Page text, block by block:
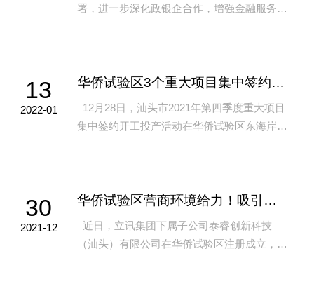
署，进一步深化政银企合作，增强金融服务实
13
2022-01
华侨试验区3个重大项目集中签约开工，总投资约65.3亿元
12月28日，汕头市2021年第四季度重大项目
集中签约开工投产活动在华侨试验区东海岸新
30
2021-12
华侨试验区营商环境给力！吸引立讯集团新公司快速落户
近日，立讯集团下属子公司泰睿创新科技
（汕头）有限公司在华侨试验区注册成立，注